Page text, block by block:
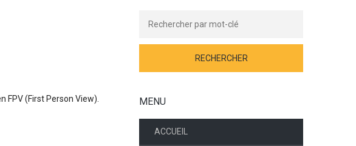
FPV (First Person View).
MENU
ACCUEIL